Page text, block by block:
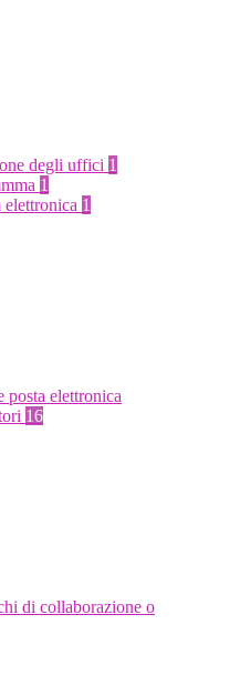
degli uffici 1
1
elettronica 1
posta elettronica
16
di collaborazione o